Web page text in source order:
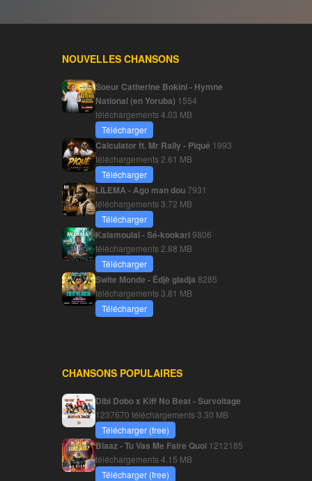
NOUVELLES CHANSONS
Soeur Catherine Bokini - Hymne
National (en Yoruba) 1554
téléchargements4.03 MB
Télécharger
Calculator ft. Mr Rally - Piqué 1993
téléchargements 2.61 MB
Télécharger
LILEMA - Ago man dou7931
téléchargements3.72 MB
Télécharger
Kalamoulaï - Sé-kookari9806
téléchargements 2.88 MB
Télécharger
Swite Monde - Édjè gladja 8285
téléchargements3.81 MB
Télécharger
CHANSONS POPULAIRES
Dibi Dobo x Kiff No Beat - Survoltage
1237670 téléchargements3.30 MB
Télécharger (free)
Blaaz - Tu Vas Me Faire Quoi 1212185
téléchargements4.15 MB
Télécharger (free)